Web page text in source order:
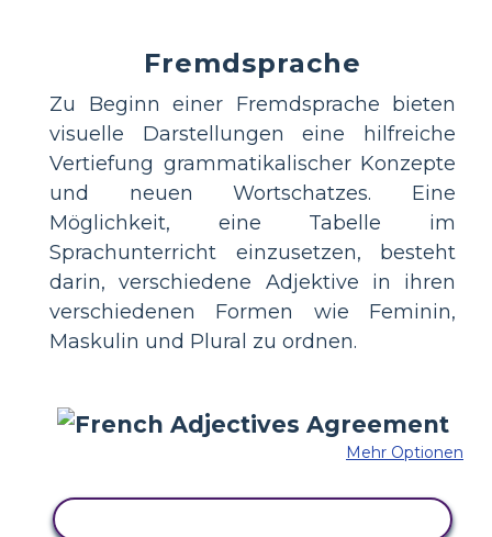
Fremdsprache
Zu Beginn einer Fremdsprache bieten
visuelle Darstellungen eine hilfreiche
Vertiefung grammatikalischer Konzepte
und neuen Wortschatzes. Eine
Möglichkeit, eine Tabelle im
Sprachunterricht einzusetzen, besteht
darin, verschiedene Adjektive in ihren
verschiedenen Formen wie Feminin,
Maskulin und Plural zu ordnen.
Mehr Optionen